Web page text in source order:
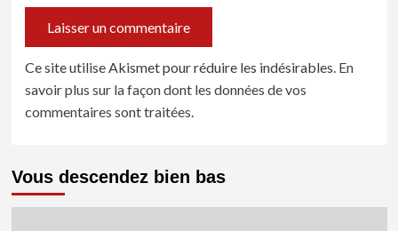
Ce site utilise Akismet pour réduire les indésirables. En
savoir plus sur la façon dont les données de vos
commentaires sont traitées.
Vous descendez bien bas